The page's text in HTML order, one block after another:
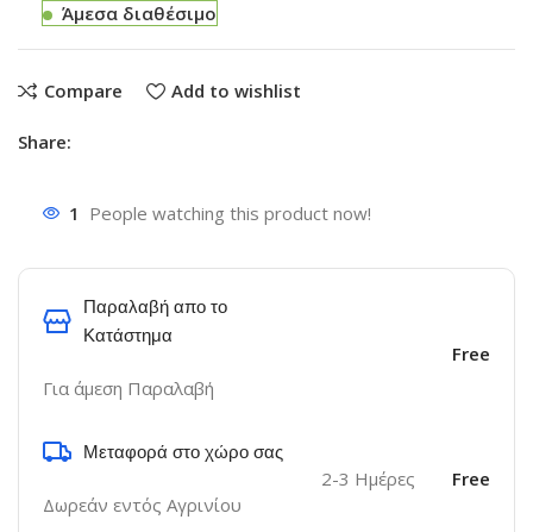
Άμεσα διαθέσιμο
Compare Add to wishlist
Share:
1 People watching this product now!
Παραλαβή απο το
Κατάστημα
Για άμεση Παραλαβή
Free
Μεταφορά στο χώρο σας
Δωρεάν εντός Αγρινίου
2-3 Ημέρες Free